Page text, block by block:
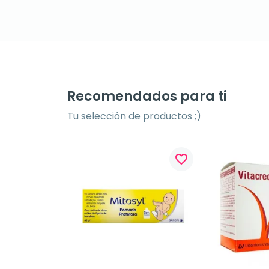
Recomendados para ti
Tu selección de productos ;)
favorite_border